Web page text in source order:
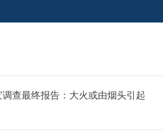
查最终报告：大火或由烟头引起